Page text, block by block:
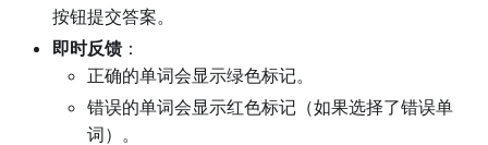
按钮提交答案。
即时反馈 ：
正确的单词会显示绿色标记。
错误的单词会显示红色标记（如果选择了错误单
词）。